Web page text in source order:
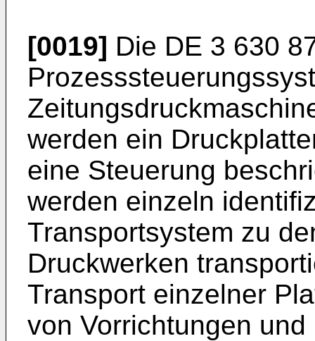
[0019] Die DE 3 630
werden ein
eine Steuerung
werden einzeln
Transportsystem zu
Druckwerken
Transport einzelner
von Vorrichtungen